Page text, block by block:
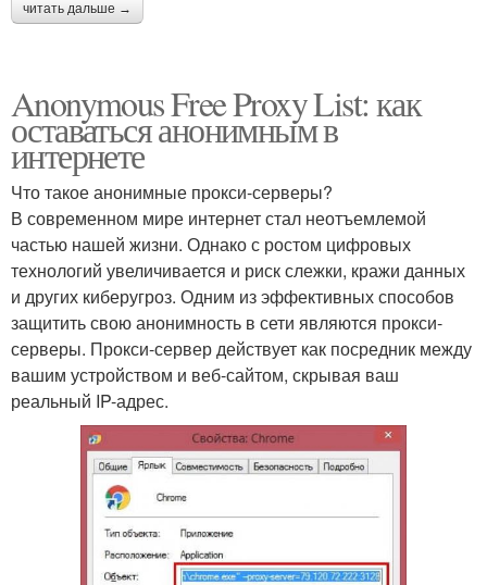
читать дальше →
Anonymous Free Proxy List: как
оставаться анонимным в
интернете
Что такое анонимные прокси-серверы?
В современном мире интернет стал неотъемлемой
частью нашей жизни. Однако с ростом цифровых
технологий увеличивается и риск слежки, кражи данных
и других киберугроз. Одним из эффективных способов
защитить свою анонимность в сети являются прокси-
серверы. Прокси-сервер действует как посредник между
вашим устройством и веб-сайтом, скрывая ваш
реальный IP-адрес.